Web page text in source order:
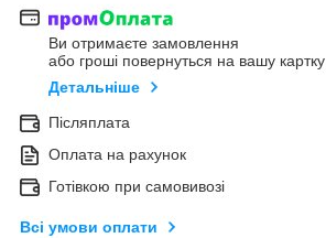
Ви отримаєте замовлення
або гроші повернуться на вашу картку
Детальніше
Післяплата
Оплата на рахунок
Готівкою при самовивозі
Всі умови оплати